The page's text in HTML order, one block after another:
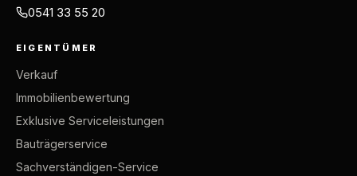
0541 33 55 20
EIGENTÜMER
Verkauf
Immobilienbewertung
Exklusive Serviceleistungen
Bauträgerservice
Sachverständigen-Service